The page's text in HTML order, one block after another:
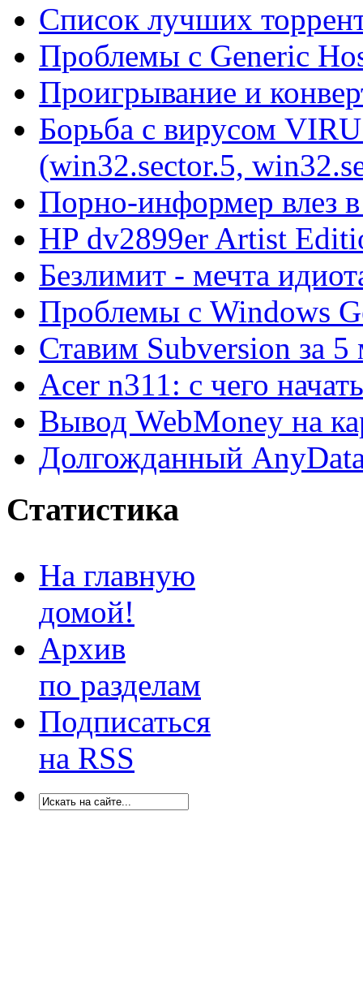
Список лучших
Проблемы с Generic
Проигрывание и
Борьба с вирусом
(win32.sector.5,
Порно-информер влез
HP dv2899er Artist
Безлимит - мечта
Проблемы с Windows
Ставим Subversion за 5
Acer n311: с чего начать
Вывод WebMoney на
Долгожданный
Статистика
На главную
домой!
Архив
по разделам
Подписаться
на RSS